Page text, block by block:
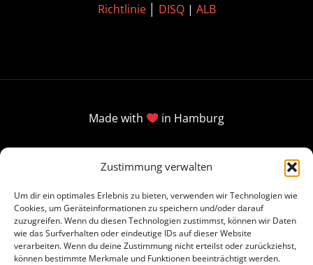
Zustimmung verwalten
Um dir ein optimales Erlebnis zu bieten, verwenden wir Technologien wie
Cookies, um Geräteinformationen zu speichern und/oder darauf
zuzugreifen. Wenn du diesen Technologien zustimmst, können wir Daten
wie das Surfverhalten oder eindeutige IDs auf dieser Website
verarbeiten. Wenn du deine Zustimmung nicht erteilst oder zurückziehst,
können bestimmte Merkmale und Funktionen beeinträchtigt werden.
Richtlinie│ DISQ| ALB
Made with in Hamburg